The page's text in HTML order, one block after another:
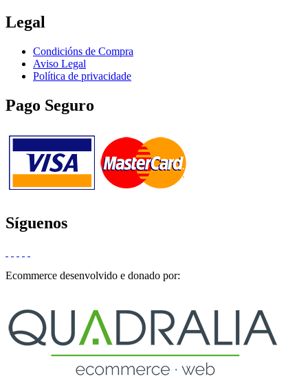
Legal
Condicións de Compra
Aviso Legal
Política de privacidade
Pago Seguro
Síguenos
Ecommerce desenvolvido e donado por: